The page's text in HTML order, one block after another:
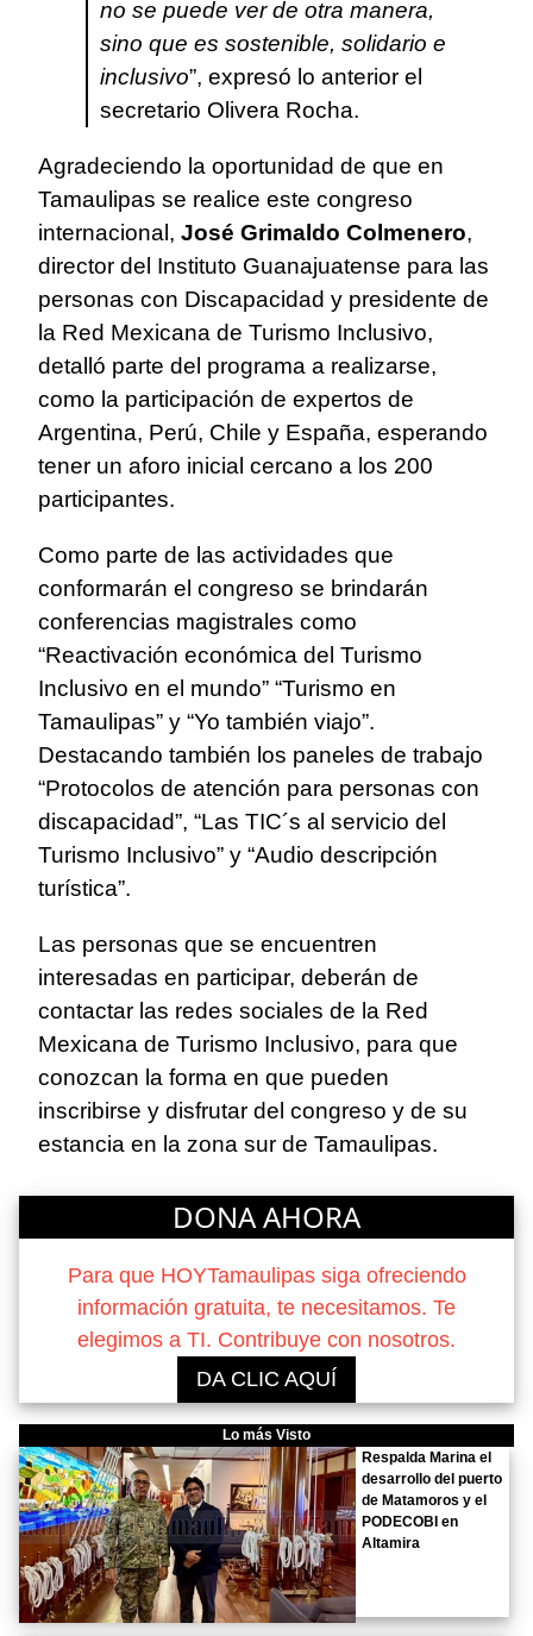
no se puede ver de otra manera,
sino que es sostenible, solidario e
inclusivo”, expresó lo anterior el
secretario Olivera Rocha.
Agradeciendo la oportunidad de que en
Tamaulipas se realice este congreso
internacional, José Grimaldo Colmenero,
director del Instituto Guanajuatense para las
personas con Discapacidad y presidente de
la Red Mexicana de Turismo Inclusivo,
detalló parte del programa a realizarse,
como la participación de expertos de
Argentina, Perú, Chile y España, esperando
tener un aforo inicial cercano a los 200
participantes.
Como parte de las actividades que
conformarán el congreso se brindarán
conferencias magistrales como
“Reactivación económica del Turismo
Inclusivo en el mundo” “Turismo en
Tamaulipas” y “Yo también viajo”.
Destacando también los paneles de trabajo
“Protocolos de atención para personas con
discapacidad”, “Las TIC´s al servicio del
Turismo Inclusivo” y “Audio descripción
turística”.
Las personas que se encuentren
interesadas en participar, deberán de
contactar las redes sociales de la Red
Mexicana de Turismo Inclusivo, para que
conozcan la forma en que pueden
inscribirse y disfrutar del congreso y de su
estancia en la zona sur de Tamaulipas.
DONA AHORA
Para que HOYTamaulipas siga ofreciendo
información gratuita, te necesitamos. Te
elegimos a TI. Contribuye con nosotros.
DA CLIC AQUÍ
Lo más Visto
Respalda Marina el
desarrollo del puerto
de Matamoros y el
PODECOBI en
Altamira